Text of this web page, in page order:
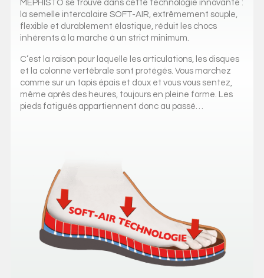
MEPHISTO se trouve dans cette technologie innovante :
la semelle intercalaire SOFT-AIR, extrêmement souple,
flexible et durablement élastique, réduit les chocs
inhérents à la marche à un strict minimum.
C’est la raison pour laquelle les articulations, les disques
et la colonne vertébrale sont protégés. Vous marchez
comme sur un tapis épais et doux et vous vous sentez,
même après des heures, toujours en pleine forme. Les
pieds fatigués appartiennent donc au passé…